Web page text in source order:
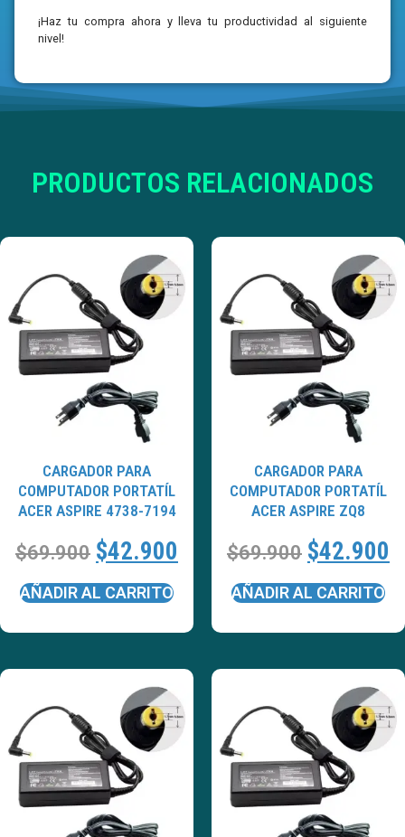
¡Haz tu compra ahora y lleva tu productividad al siguiente
nivel!
PRODUCTOS RELACIONADOS
CARGADOR PARA
COMPUTADOR PORTATÍL
ACER ASPIRE 4738-7194
$69.900 $42.900
AÑADIR AL CARRITO
CARGADOR PARA
COMPUTADOR PORTATÍL
ACER ASPIRE ZQ8
$69.900 $42.900
AÑADIR AL CARRITO